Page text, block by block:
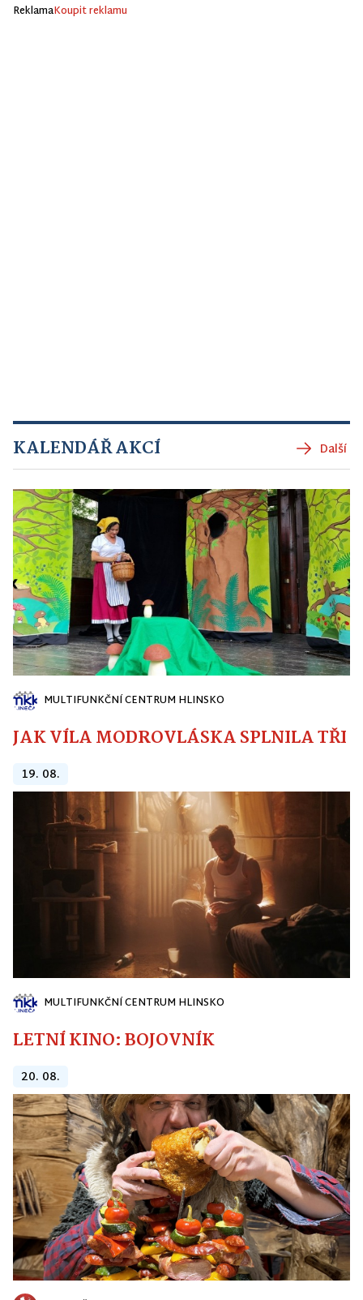
ReklamaKoupit reklamu
KALENDÁŘ AKCÍ Další
MULTIFUNKČNÍ CENTRUM HLINSKO
JAK VÍLA MODROVLÁSKA SPLNILA
19. 08.
MULTIFUNKČNÍ CENTRUM HLINSKO
LETNÍ KINO: BOJOVNÍK
20. 08.